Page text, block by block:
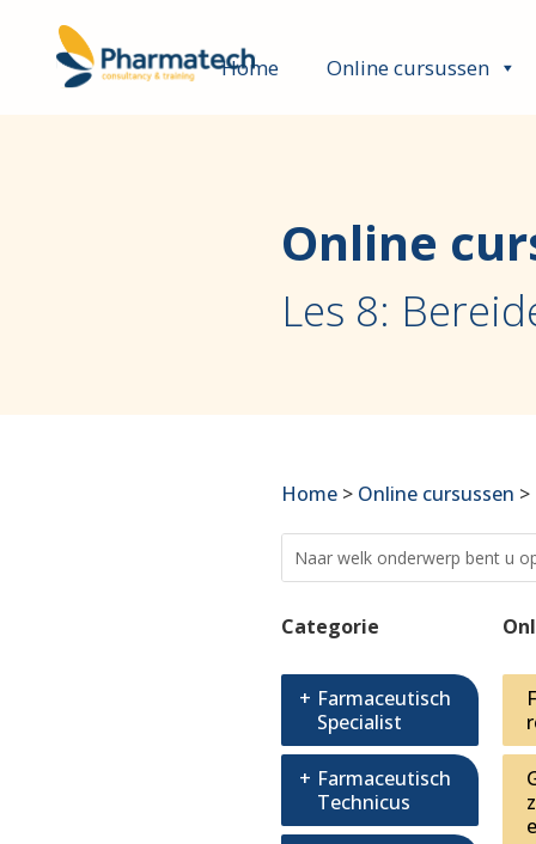
Home Online cursussen
Online
Les 8:
Home > Online cursussen >
Categorie
Farmaceutisch
Specialist
Farmaceutisch
Technicus